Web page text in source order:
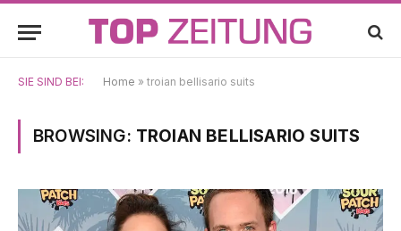
SIE SIND BEI: Home » troian bellisario suits
BROWSING: TROIAN BELLISARIO SUITS